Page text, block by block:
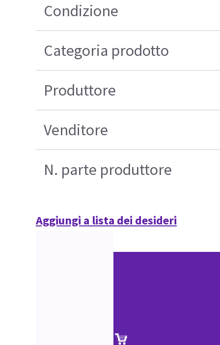
Condizione
Categoria prodotto
Produttore
Venditore
N. parte produttore
Aggiungi a lista dei desideri